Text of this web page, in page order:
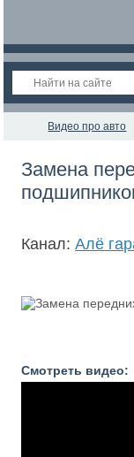
Видео про авто
Замена
Канал:Алё
Смотреть видео: